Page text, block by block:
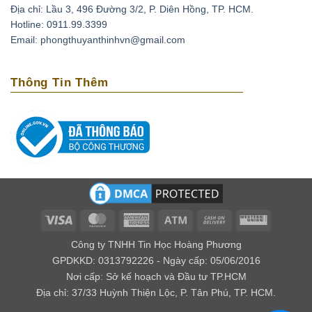
Thạch anh tím có thể xoa dịu những cơn đau đầu do
căng thẳng, stress bằng cách đặt chúng lên trán. Ngoài
ra loại đá này còn có tác dụng phục hồi tuần hoàn máu,
mạch máu não.
từ tiếng Hy lạp là amethytos, nó có nghĩa là không say.
Vì vậy người xưa thường dùng loại đá quý này để giải
độc rượu và các loại chất độc khác. Nếu bạn bỏ viên đá
này trong nguồn nước uống, điều kỳ diệu sẽ xảy ra đó
là chúng mang lại năng lượng tốt cho nguồn nước.
Về mặt tâm linh
Theo kinh Vê Đa của Ấn Độ, người ta cho rằng thạch
anh tím có khả năng giúp kiểm soát được cảm xúc, xoa
dịu âu lo, làm cho con người có ý nghĩa tốt lành.
Đối với các nhà trường sinh học thì lại cho rằng đây là
Địa chỉ: Lầu 3, 496 Đường 3/2, P. Diên Hồng, TP. HCM.
Hotline: 0911.99.3399
Email: phongthuyanthinhvn@gmail.com
Thông Tin Thêm
Visa MasterCardAmerican
Atm
Cash
Delivery
Western
Công ty TNHH Tin Học Hoàng Phương
GPDKKD: 0313792226 - Ngày cấp: 05/06/2016
Nơi cấp: Sở kế hoạch và Đầu tư TP.HCM
Địa chỉ: 37/33 Huỳnh Thiện Lộc, P. Tân Phú, TP. HCM.